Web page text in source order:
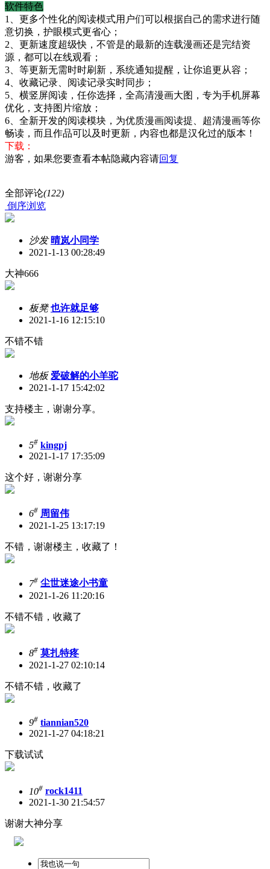
软件特色
1、更多个性化的阅读模式用户们可以根据自己的需求进行随
意切换，护眼模式更省心；
2、更新速度超级快，不管是的最新的连载漫画还是完结资
源，都可以在线观看；
3、等更新无需时时刷新，系统通知提醒，让你追更从容；
4、收藏记录、阅读记录实时同步；
5、横竖屏阅读，任你选择，全高清漫画大图，专为手机屏幕
优化，支持图片缩放；
6、全新开发的阅读模块，为优质漫画阅读提、超清漫画等你
畅读，而且作品可以及时更新，内容也都是汉化过的版本！
下载：
游客，如果您要查看本帖隐藏内容请回复
全部评论(122)
倒序浏览
沙发 晴岚小同学
2021-1-13 00:28:49
大神666
板凳 也许就足够
2021-1-16 12:15:10
不错不错
地板 爱破解的小羊驼
2021-1-17 15:42:02
支持楼主，谢谢分享。
5# kingpj
2021-1-17 17:35:09
这个好，谢谢分享
6# 周留伟
2021-1-25 13:17:19
不错，谢谢楼主，收藏了！
7# 尘世迷途小书童
2021-1-26 11:20:16
不错不错，收藏了
8# 莫扎特疼
2021-1-27 02:10:14
不错不错，收藏了
9# tiannian520
2021-1-27 04:18:21
下载试试
10# rock1411
2021-1-30 21:54:57
谢谢大神分享